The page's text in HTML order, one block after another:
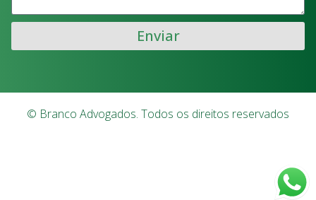
Enviar
© Branco Advogados. Todos os direitos reservados